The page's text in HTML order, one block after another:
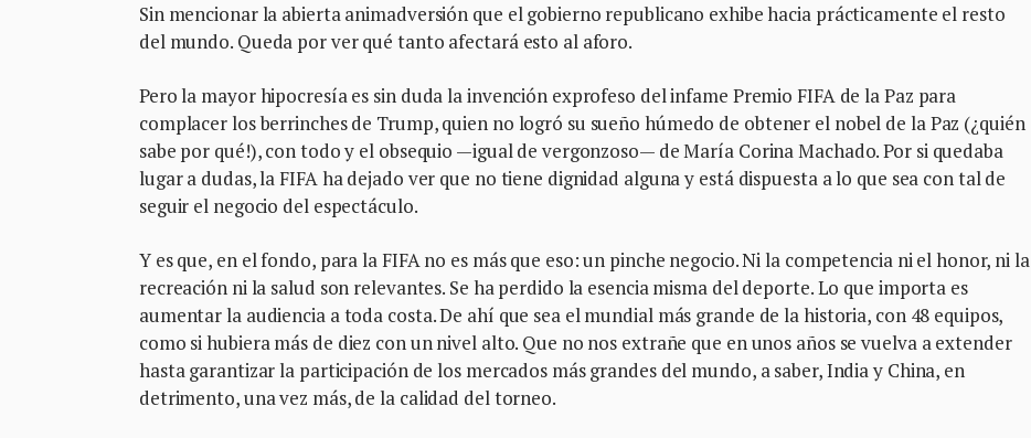
Sin mencionar la abierta animadversión que el gobierno republicano exhibe hacia prácticamente el resto
del mundo. Queda por ver qué tanto afectará esto al aforo.
Pero la mayor hipocresía es sin duda la invención exprofeso del infame Premio FIFA de la Paz para
complacer los berrinches de Trump, quien no logró su sueño húmedo de obtener el nobel de la Paz (¿quién
sabe por qué!), con todo y el obsequio —igual de vergonzoso— de María Corina Machado. Por si quedaba
lugar a dudas, la FIFA ha dejado ver que no tiene dignidad alguna y está dispuesta a lo que sea con tal de
seguir el negocio del espectáculo.
Y es que, en el fondo, para la FIFA no es más que eso: un pinche negocio. Ni la competencia ni el honor, ni la
recreación ni la salud son relevantes. Se ha perdido la esencia misma del deporte. Lo que importa es
aumentar la audiencia a toda costa. De ahí que sea el mundial más grande de la historia, con 48 equipos,
como si hubiera más de diez con un nivel alto. Que no nos extrañe que en unos años se vuelva a extender
hasta garantizar la participación de los mercados más grandes del mundo, a saber, India y China, en
detrimento, una vez más, de la calidad del torneo.